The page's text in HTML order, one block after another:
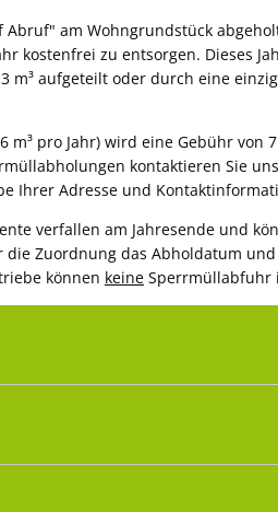
am Wohngrundstück
kostenfrei zu entsorgen. Dieses
aufgeteilt oder durch eine
pro Jahr) wird eine Gebühr von
kontaktieren Sie
Ihrer Adresse und
verfallen am Jahresende und
Zuordnung das Abholdatum
können keine Sperrmüllabfuhr